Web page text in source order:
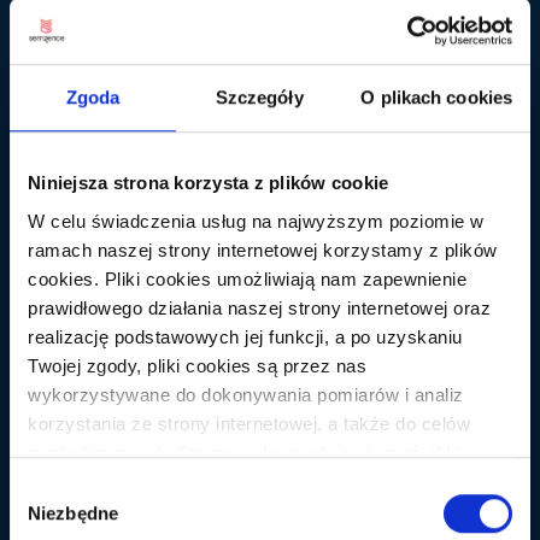
Zgoda Szczegóły O plikach cookies
Niniejsza strona korzysta z plików cookie
W celu świadczenia usług na najwyższym poziomie w
ramach naszej strony internetowej korzystamy z plików
cookies. Pliki cookies umożliwiają nam zapewnienie
prawidłowego działania naszej strony internetowej oraz
realizację podstawowych jej funkcji, a po uzyskaniu
Twojej zgody, pliki cookies są przez nas
wykorzystywane do dokonywania pomiarów i analiz
korzystania ze strony internetowej, a także do celów
marketingowych. Strona wykorzystuje również pliki
anonimowe pingi) podmiotów trzecich w celu korzystania
zgody
Niezbędne
NARZĘDZIA SEO
PORADNIK VIDEO
PRAWO
RÓŻNE
SKLEPY INTERNETOWE
TESTY